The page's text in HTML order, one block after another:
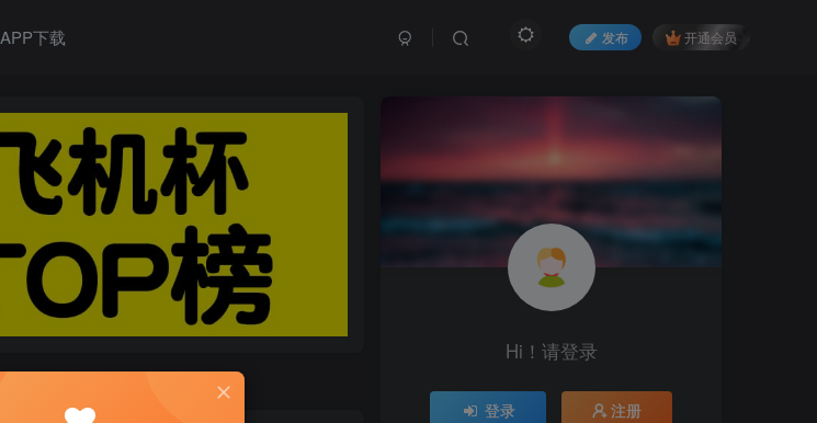
APP下载 发布 开通会员
Hi！请登录
登录 注册